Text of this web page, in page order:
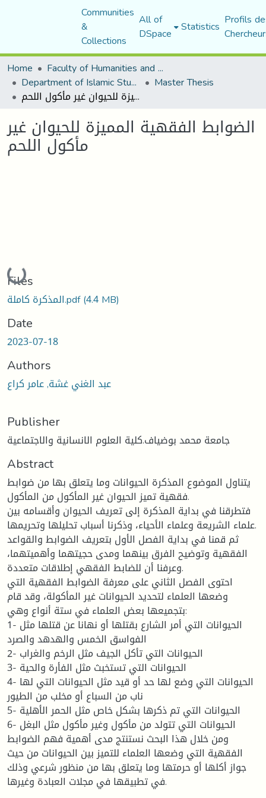
Communities
&
Collections
All of
DSpace Statistics Profils
Home
Faculty of Humanities and Social Sciences
Department of Islamic Studies Master Thesis
الضوابط الفقهية المميزة للحيوان غير مأكول اللحم
الضوابط الفقهية المميزة للحيوان غير
مأكول اللحم
Loading...
Files
المذكرة كاملة.pdf(4.4 MB)
Date
2023-07-18
Authors
عبد الغني غشة, عامر كراع
Publisher
جامعة محمد بوضياف.كلية العلوم الانسانية والاجتماعية
Abstract
يتناول الموضوع المذكرة الحيوانات وما يتعلق بها من ضوابط
فقهية تميز الحيوان غير المأكول من المأكول.
فتطرقنا في بداية المذكرة إلى تعريف الحيوان وأقسامه بين
علماء الشريعة وعلماء الأحياء، وذكرنا أسباب تحليلها وتحريمها.
ثم قمنا في بداية الفصل الأول بتعريف الضوابط والقواعد
الفقهية وتوضيح الفرق بينهما ومدى حجيتهما وأهميتهما،
وعرفنا أن للضابط الفقهي إطلاقات متعددة.
احتوى الفصل الثاني على معرفة الضوابط الفقهية التي
وضعها العلماء لتحديد الحيوانات غير المأكولة، وقد قام
بتجميعها بعض العلماء في ستة أنواع وهي:
1- الحيوانات التي أمر الشارع بقتلها أو نهانا عن قتلها مثل
الفواسق الخمس والهدهد والصرد
2- الحيوانات التي تأكل الجيف مثل الرخم والغراب
3- الحيوانات التي تستخبث مثل الفأرة والحية
4- الحيوانات التي وضع لها حد أو قيد مثل الحيوانات التي لها
ناب من السباع أو مخلب من الطيور
5- الحيوانات التي تم ذكرها بشكل خاص مثل الحمر الأهلية
6- الحيوانات التي تتولد من مأكول وغير مأكول مثل البغل
ومن خلال هذا البحث نستنتج مدى أهمية فهم الضوابط
الفقهية التي وضعها العلماء للتميز بين الحيوانات من حيث
جواز أكلها أو حرمتها وما يتعلق بها من منظور شرعي وذلك
في تطبيقها في مجلات العبادة وغيرها.